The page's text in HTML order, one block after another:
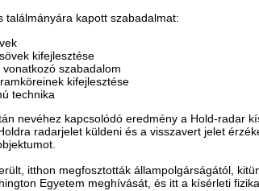
találmányára kapott szabadalmat:
kifejlesztése
szabadalom
kifejlesztése
technika
nevéhez kapcsolódó eredmény a Hold-radar
radarjelet küldeni és a visszavert jelet
itthon megfosztották állampolgárságától,
Egyetem meghívását, és itt a kísérleti